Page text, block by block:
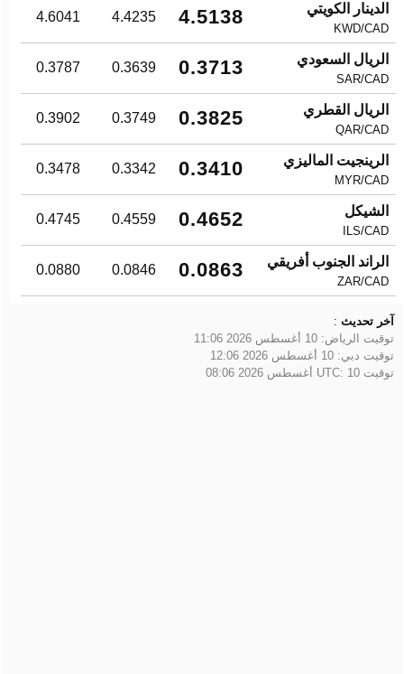
الدينار الكويتي
KWD/CAD
4.5138
4.4235
4.6041
الريال السعودي
SAR/CAD
0.3713
0.3639
0.3787
الريال القطري
QAR/CAD
0.3825
0.3749
0.3902
الرينجيت الماليزي
MYR/CAD
0.3410
0.3342
0.3478
الشيكل
ILS/CAD
0.4652
0.4559
0.4745
الراند الجنوب أفريقي
ZAR/CAD
0.0863
0.0846
0.0880
آخر تحديث :
توقيت الرياض: 10 أغسطس 2026 11:06
توقيت دبي: 10 أغسطس 2026 12:06
توقيت UTC: 10 أغسطس 2026 08:06